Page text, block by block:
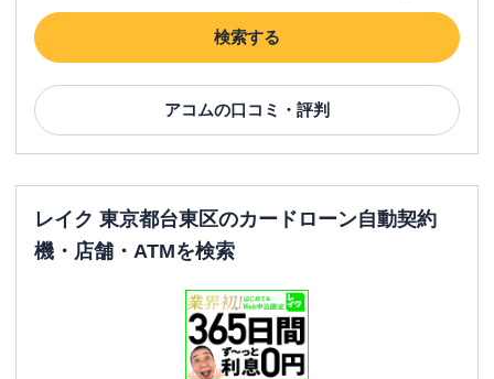
検索する
アコムの口コミ・評判
レイク 東京都台東区のカードローン自動契約
機・店舗・ATMを検索